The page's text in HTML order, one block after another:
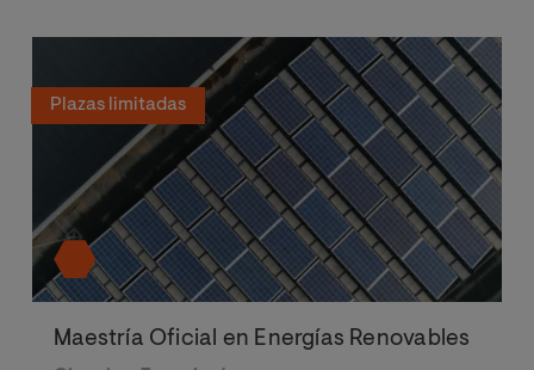
Plazas limitadas
Maestría Oficial en Energías Renovables